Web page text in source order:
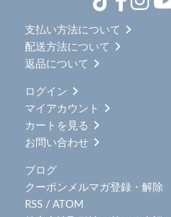
支払い方法について
配送方法について
返品について
ログイン
マイアカウント
カートを見る
お問い合わせ
ブログ
クーポンメルマガ登録・解除
RSS / ATOM